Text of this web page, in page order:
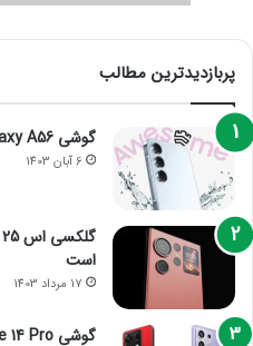
پربازدیدترین مطالب
گوشی Galaxy A56 با دوربین بهتر همراه است
6 آبان 1403
است
17 مرداد 1403